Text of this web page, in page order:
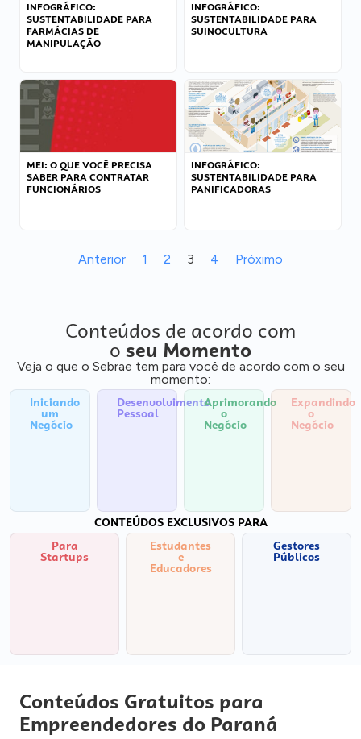
INFOGRÁFICO:
SUSTENTABILIDADE PARA
FARMÁCIAS DE
MANIPULAÇÃO
INFOGRÁFICO:
SUSTENTABILIDADE PARA
SUINOCULTURA
MEI: O QUE VOCÊ PRECISA
SABER PARA CONTRATAR
FUNCIONÁRIOS
INFOGRÁFICO:
SUSTENTABILIDADE PARA
PANIFICADORAS
Anterior 1 2 3 4 Próximo
Conteúdos de acordo com
o seu Momento
Veja o que o Sebrae tem para você de acordo com o seu
momento:
Iniciando
um
Negócio
Desenvolvimento
Pessoal
Aprimorando
o
Negócio
Expandindo
o
Negócio
CONTEÚDOS EXCLUSIVOS PARA
Para
Startups
Estudantes
e
Educadores
Gestores
Públicos
Conteúdos Gratuitos para
Empreendedores do Paraná